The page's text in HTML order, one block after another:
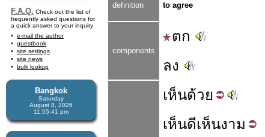
F.A.Q. Check out the list of
frequently asked questions for
a quick answer to your inquiry
e-mail the author
guestbook
site settings
site news
bulk lookup
Bangkok
Saturday
August 8, 2026
11:55:42 pm
definition to agree
components
ตก
ลง
เห็นด้วย
เห็นดีเห็นงาม